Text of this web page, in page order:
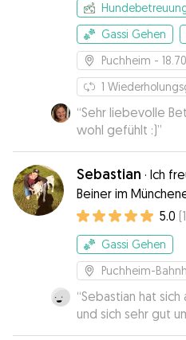
Gassi Gehen
Puchheim -
1
“Sehr liebevolle
wohl gefühlt :)”
Sebastian · Ich
Beiner im
5.0 (1
Gassi Gehen
Puchheim-
“Sebastian hat
und sich sehr gut
gekümmert. Da